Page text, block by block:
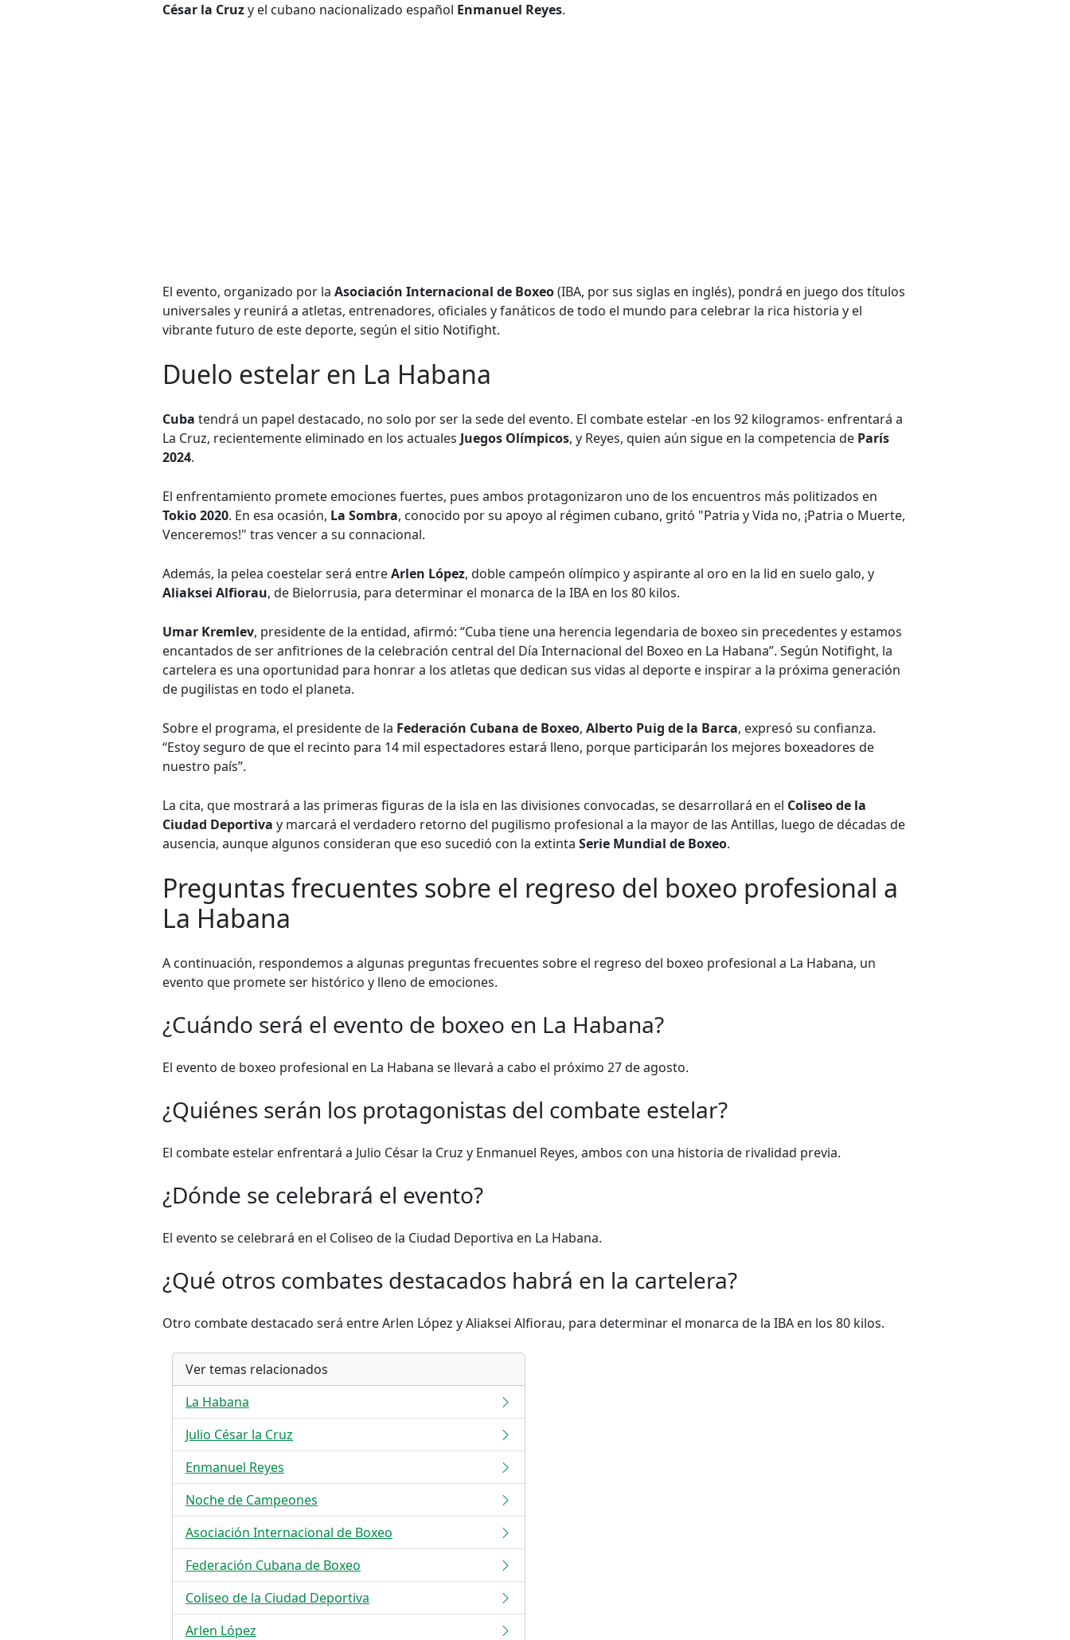
César la Cruzy el cubano nacionalizado español Enmanuel Reyes.
El evento, organizado por la Asociación Internacional de Boxeo(IBA, por sus siglas en inglés), pondrá en juego dos títulos
universales y reunirá a atletas, entrenadores, oficiales y fanáticos de todo el mundo para celebrar la rica historia y el
vibrante futuro de este deporte, según el sitio Notifight.
Duelo estelar en La Habana
Cuba tendrá un papel destacado, no solo por ser la sede del evento. El combate estelar -en los 92 kilogramos- enfrentará a
La Cruz, recientemente eliminado en los actuales Juegos Olímpicos, y Reyes, quien aún sigue en la competencia de París
2024.
El enfrentamiento promete emociones fuertes, pues ambos protagonizaron uno de los encuentros más politizados en
Tokio 2020. En esa ocasión, La Sombra, conocido por su apoyo al régimen cubano, gritó "Patria y Vida no, ¡Patria o Muerte,
Venceremos!" tras vencer a su connacional.
Además, la pelea coestelar será entreArlen López, doble campeón olímpico y aspirante al oro en la lid en suelo galo, y
Aliaksei Alfiorau, de Bielorrusia, para determinar el monarca de la IBA en los 80 kilos.
Umar Kremlev, presidente de la entidad, afirmó: “Cuba tiene una herencia legendaria de boxeo sin precedentes y estamos
encantados de ser anfitriones de la celebración central del Día Internacional del Boxeo en La Habana”. Según Notifight, la
cartelera es una oportunidad para honrar a los atletas que dedican sus vidas al deporte e inspirar a la próxima generación
de pugilistas en todo el planeta.
Sobre el programa, el presidente de la Federación Cubana de Boxeo, Alberto Puig de la Barca, expresó su confianza.
“Estoy seguro de que el recinto para 14 mil espectadores estará lleno, porque participarán los mejores boxeadores de
nuestro país”.
La cita, que mostrará a las primeras figuras de la isla en las divisiones convocadas, se desarrollará en el Coliseo de la
Ciudad Deportiva y marcará el verdadero retorno del pugilismo profesional a la mayor de las Antillas, luego de décadas de
ausencia, aunque algunos consideran que eso sucedió con la extinta Serie Mundial de Boxeo.
Preguntas frecuentes sobre el regreso del boxeo profesional a
La Habana
A continuación, respondemos a algunas preguntas frecuentes sobre el regreso del boxeo profesional a La Habana, un
evento que promete ser histórico y lleno de emociones.
¿Cuándo será el evento de boxeo en La Habana?
El evento de boxeo profesional en La Habana se llevará a cabo el próximo 27 de agosto.
¿Quiénes serán los protagonistas del combate estelar?
El combate estelar enfrentará a Julio César la Cruz y Enmanuel Reyes, ambos con una historia de rivalidad previa.
¿Dónde se celebrará el evento?
El evento se celebrará en el Coliseo de la Ciudad Deportiva en La Habana.
¿Qué otros combates destacados habrá en la cartelera?
Otro combate destacado será entre Arlen López y Aliaksei Alfiorau, para determinar el monarca de la IBA en los 80 kilos.
Ver temas relacionados
La Habana
Julio César la Cruz
Enmanuel Reyes
Noche de Campeones
Asociación Internacional de Boxeo
Federación Cubana de Boxeo
Coliseo de la Ciudad Deportiva
Arlen López